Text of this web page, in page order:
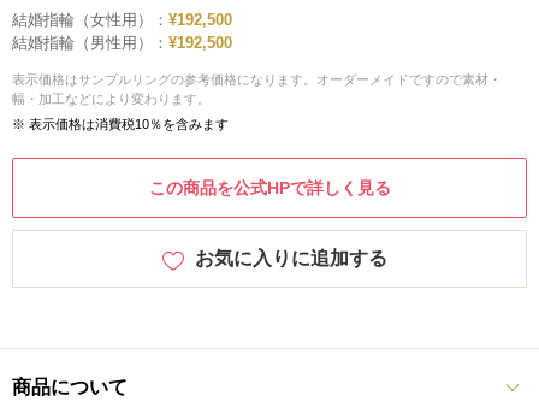
結婚指輪（女性用）： ¥192,500
結婚指輪（男性用）： ¥192,500
表示価格はサンプルリングの参考価格になります。オーダーメイドですので素材・
幅・加工などにより変わります。
※ 表示価格は消費税10％を含みます
この商品を公式HPで詳しく見る
お気に入りに追加する
商品について